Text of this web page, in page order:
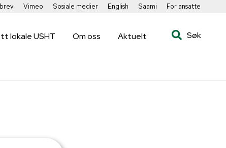
Vimeo Sosiale medier English Saami For ansatte
lokale USHT Om oss Aktuelt Søk